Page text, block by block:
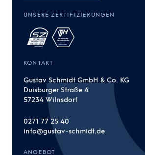
UNSERE ZERTIFIZIERUNGEN
KONTAKT
Gustav Schmidt GmbH & Co. KG
Duisburger Straße 4
57234 Wilnsdorf
0271 77 25 40
info@gustav-schmidt.de
ANGEBOT